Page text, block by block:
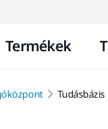
Termékek
Tudásbázis